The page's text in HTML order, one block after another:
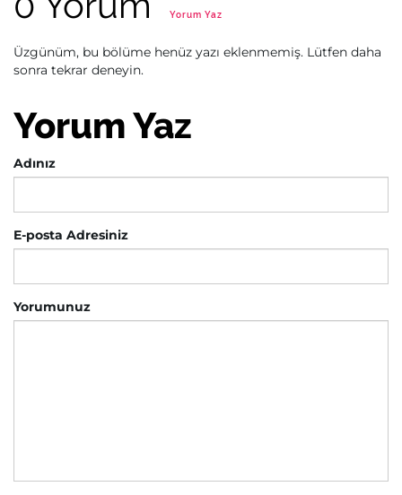
Yorum Yaz
Üzgünüm, bu bölüme henüz yazı eklenmemiş. Lütfen daha
sonra tekrar deneyin.
Yorum Yaz
Adınız
E-posta Adresiniz
Yorumunuz